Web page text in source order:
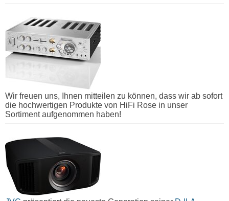
Wir freuen uns, Ihnen mitteilen zu können, dass wir ab sofort
die hochwertigen Produkte von HiFi Rose in unser
Sortiment aufgenommen haben!